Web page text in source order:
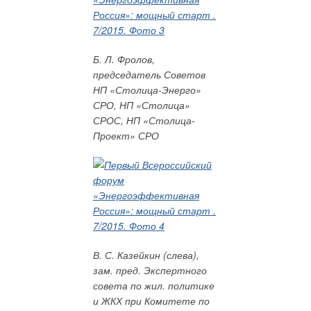
Б. Л. Фролов,
председатель Советов
НП «Столица-Энерго»
СРО, НП «Столица»
СРОС, НП «Столица-
Проект» СРО
В. С. Казейкин (слева),
зам. пред. Экспертного
совета по жил. политике
и ЖКХ при Комитете по
зарабатывает сам, так и из средств отчислений
энергетических компаний в области, с которыми мы
программы энергосбережения.
Одно из направлений работы НКО Фонда
«Энергоэффективность» — проведение
технического надзора за работами,
выполненными на бюджетные средства,
вкладываемые в энергосбережение. Речь идёт
о противодействии выигрывающим конкурсы
подрядчикам, которые пытаются за небольшие
деньги получить заказ на проведение
серьёзных работ в области энергосбережения
Не менее важные направления — консалтинг, разработка
инвестиционных программ, подготовка и реализация